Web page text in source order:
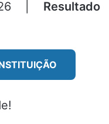
| Resultado